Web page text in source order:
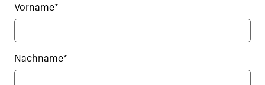
Vorname*
Nachname*